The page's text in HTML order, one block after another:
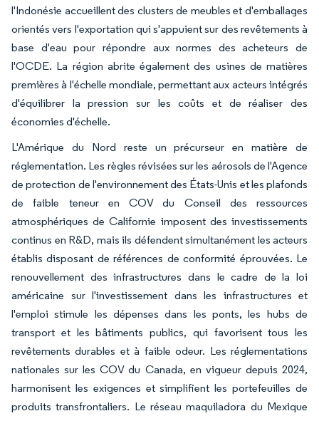
l'Indonésie accueillent des clusters de meubles et d'emballages
orientés vers l'exportation qui s'appuient sur des revêtements à
base d'eau pour répondre aux normes des acheteurs de
l'OCDE. La région abrite également des usines de matières
premières à l'échelle mondiale, permettant aux acteurs intégrés
d'équilibrer la pression sur les coûts et de réaliser des
économies d'échelle.
L'Amérique du Nord reste un précurseur en matière de
réglementation. Les règles révisées sur les aérosols de l'Agence
de protection de l'environnement des États-Unis et les plafonds
de faible teneur en COV du Conseil des ressources
atmosphériques de Californie imposent des investissements
continus en R&D, mais ils défendent simultanément les acteurs
établis disposant de références de conformité éprouvées. Le
renouvellement des infrastructures dans le cadre de la loi
américaine sur l'investissement dans les infrastructures et
l'emploi stimule les dépenses dans les ponts, les hubs de
transport et les bâtiments publics, qui favorisent tous les
revêtements durables et à faible odeur. Les réglementations
nationales sur les COV du Canada, en vigueur depuis 2024,
harmonisent les exigences et simplifient les portefeuilles de
produits transfrontaliers. Le réseau maquiladora du Mexique